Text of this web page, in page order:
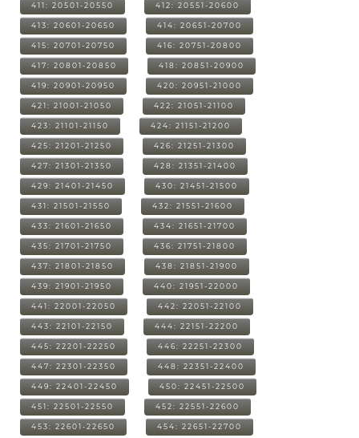
411: 20501-20550 412: 20551-20600
413: 20601-20650 414: 20651-20700
415: 20701-20750 416: 20751-20800
417: 20801-20850 418: 20851-20900
419: 20901-20950 420: 20951-21000
421: 21001-21050 422: 21051-21100
423: 21101-21150 424: 21151-21200
425: 21201-21250 426: 21251-21300
427: 21301-21350 428: 21351-21400
429: 21401-21450 430: 21451-21500
431: 21501-21550 432: 21551-21600
433: 21601-21650 434: 21651-21700
435: 21701-21750 436: 21751-21800
437: 21801-21850 438: 21851-21900
439: 21901-21950 440: 21951-22000
441: 22001-22050 442: 22051-22100
443: 22101-22150 444: 22151-22200
445: 22201-22250 446: 22251-22300
447: 22301-22350 448: 22351-22400
449: 22401-22450 450: 22451-22500
451: 22501-22550 452: 22551-22600
453: 22601-22650 454: 22651-22700